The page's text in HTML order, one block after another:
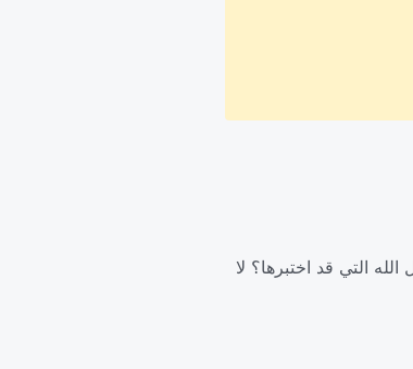
التي قد اختبرها؟ لا